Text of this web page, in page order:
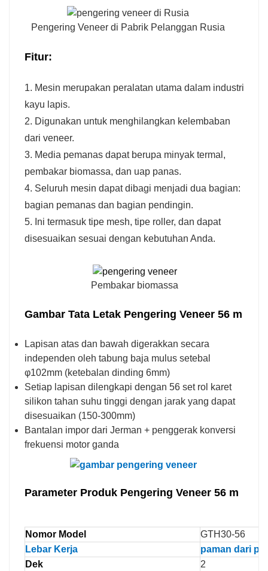
Pengering Veneer di Pabrik Pelanggan Rusia
Fitur:
1. Mesin merupakan peralatan utama dalam industri
kayu lapis.
2. Digunakan untuk menghilangkan kelembaban
dari veneer.
3. Media pemanas dapat berupa minyak termal,
pembakar biomassa, dan uap panas.
4. Seluruh mesin dapat dibagi menjadi dua bagian:
bagian pemanas dan bagian pendingin.
5. Ini termasuk tipe mesh, tipe roller, dan dapat
disesuaikan sesuai dengan kebutuhan Anda.
Pembakar biomassa
Gambar Tata Letak Pengering Veneer 56 m
Lapisan atas dan bawah digerakkan secara
independen oleh tabung baja mulus setebal
φ102mm (ketebalan dinding 6mm)
Setiap lapisan dilengkapi dengan 56 set rol karet
silikon tahan suhu tinggi dengan jarak yang dapat
disesuaikan (150-300mm)
Bantalan impor dari Jerman + penggerak konversi
frekuensi motor ganda
Parameter Produk Pengering Veneer 56 m
Nomor Model
GTH30-56
Lebar Kerja
paman dari
Dek
2